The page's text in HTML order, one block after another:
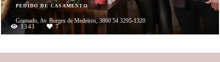
PEDIDO DE CASAMENTO
Gramado, Av. Borges de Medeiros, 3860 54 3295-1320
1343
7